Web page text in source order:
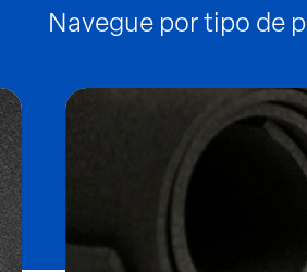
Navegue por tipo de